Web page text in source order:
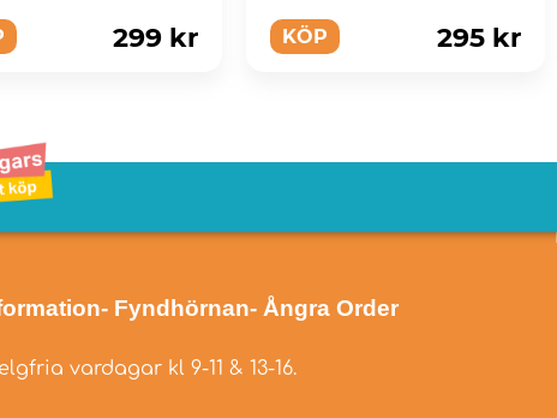
299 kr KÖP 295 kr
- Fyndhörnan- Ångra Order
vardagar kl 9-11 & 13-16.